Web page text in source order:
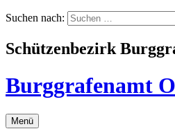
Suchen nach:
Schützenbezirk
Burggrafenamt
Menü